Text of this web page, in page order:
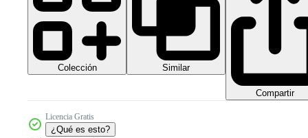
Colección Similar
Compartir
Licencia Gratis
¿Qué es esto?